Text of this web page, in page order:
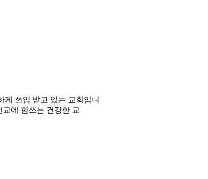
쓰임 받고 있는 교회입니
에 힘쓰는 건강한 교